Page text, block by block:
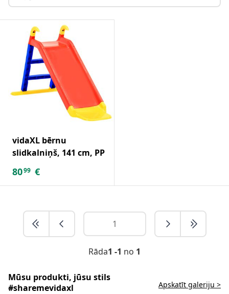
vidaXL bērnu
slidkalniņš, 141 cm, PP
8099 €
Rāda1 -1 no 1
Mūsu produkti, jūsu stils
#sharemevidaxl
Apskatīt galeriju >